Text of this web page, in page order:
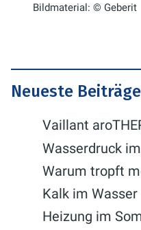
Bildmaterial: © Geberit
Neueste Beiträge
Vaillant
Wasserdruck
Warum tropft
Kalk im Wasser
Heizung im